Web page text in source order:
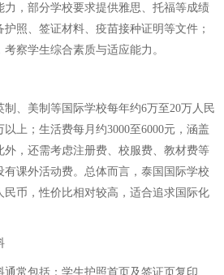
，部分学校要求提供雅思、托福等成绩
照、签证材料、疫苗接种证明等文件；
察学生综合素质与适应能力。
、美制等国际学校每年约6万至20万人民
上；生活费每月约3000至6000元，涵盖
，还需考虑注册费、校服费、教材费等
课外活动费。总体而言，泰国国际学校
民币，性价比相对较高，适合追求国际化
常包括：学生护照首页及签证页复印